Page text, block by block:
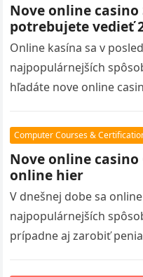
Nove online casino
potrebujete vedieť
Online kasína sa v
najpopulárnejších
hľadáte nove online
Computer Courses &
Nove online
online hier
V dnešnej dobe sa
najpopulárnejších
prípadne aj zarobiť